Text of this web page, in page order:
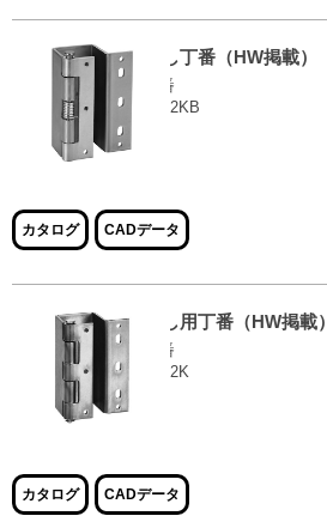
大きな画像で見る
隠し丁番（HW掲載）
品番
EH-2KB
カタログ CADデータ
大きな画像で見る
隠し用丁番（HW掲載）
品番
EH-2K
カタログ CADデータ